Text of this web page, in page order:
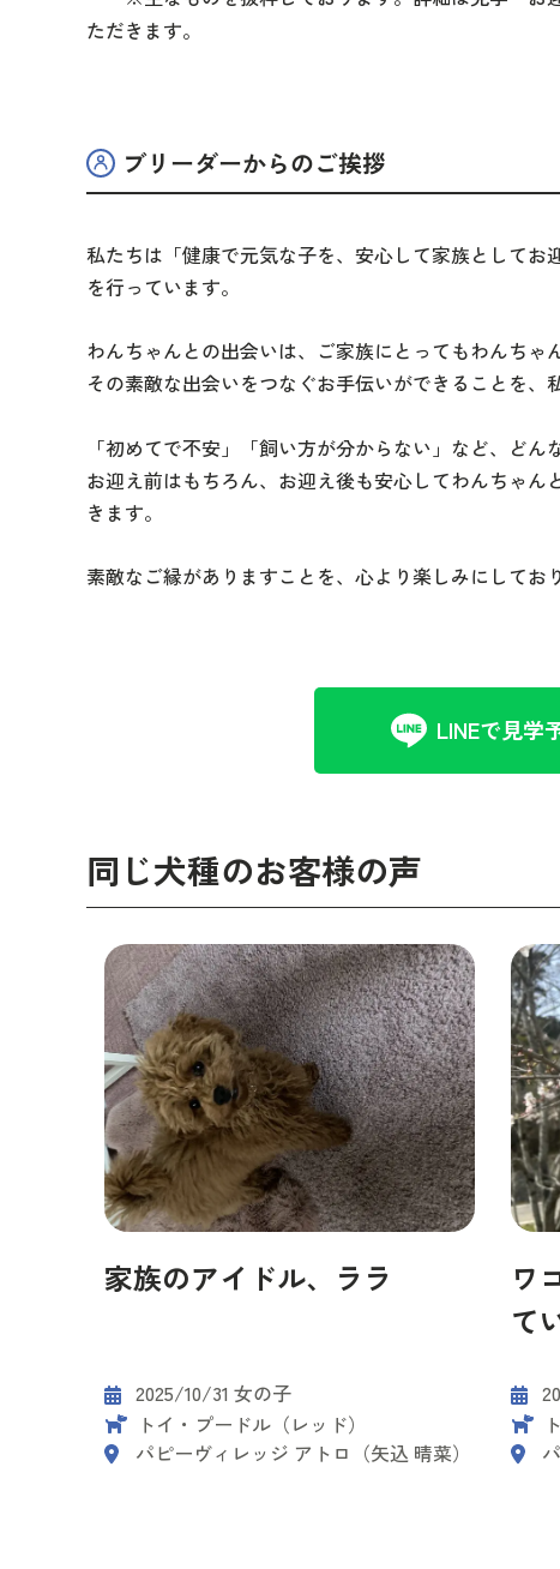
ただきます。
ブリーダーからのご挨拶
私たちは「健康で元気な子を、安心して家族として
を行っています。
わんちゃんとの出会いは、ご家族にとってもわんちゃ
その素敵な出会いをつなぐお手伝いができることを、
「初めてで不安」「飼い方が分からない」など、どん
お迎え前はもちろん、お迎え後も安心してわんちゃ
きます。
素敵なご縁がありますことを、心より楽しみにしてお
LINEで見学
同じ犬種のお客様の声
家族のアイドル、ララ
2025/10/31 女の子
トイ・プードル（レッド）
パピーヴィレッジ アトロ（矢込 晴菜）
ワ
て